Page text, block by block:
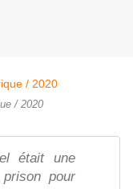
/ 2020
était une
pour